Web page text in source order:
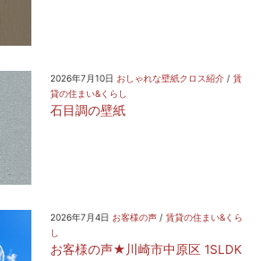
2026年7月10日 おしゃれな壁紙クロス紹介/ 賃
貸の住まい&くらし
石目調の壁紙
2026年7月4日 お客様の声/ 賃貸の住まい&くら
し
お客様の声★川崎市中原区 1SLDK